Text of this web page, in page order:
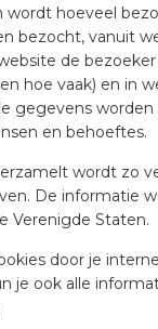
wordt hoeveel
bezocht, vanuit
de
hoe vaak) en in
gegevens
en behoeftes.
wordt zo
De informatie
Verenigde Staten.
door je
je ook alle